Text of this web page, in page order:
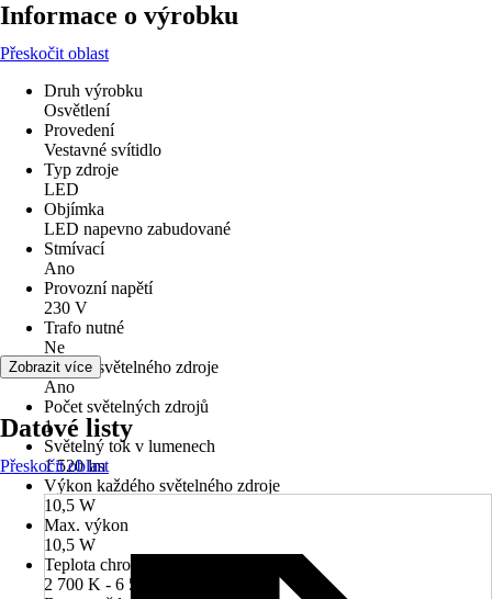
Informace o výrobku
Přeskočit oblast
Druh výrobku
Osvětlení
Provedení
Vestavné svítidlo
Typ zdroje
LED
Objímka
LED napevno zabudované
Stmívací
Ano
Provozní napětí
230 V
Trafo nutné
Ne
Včetně světelného zdroje
Ano
Počet světelných zdrojů
1
Světelný tok v lumenech
1 520 lm
Výkon každého světelného zdroje
10,5 W
Max. výkon
10,5 W
Teplota chromatičnosti
2 700 K - 6 500 K
Zobrazit více
Datové listy
Přeskočit oblast